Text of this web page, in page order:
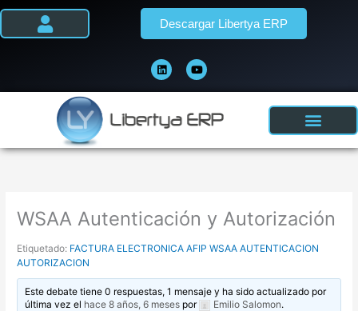
Ir
i
n
k
e
i
n
o
u
t
u
e
Descargar Libertya ERP
WSAA Autenticación y Autorización
Etiquetado: FACTURA ELECTRONICA AFIP WSAA AUTENTICACION
AUTORIZACION
Este debate tiene 0 respuestas, 1 mensaje y ha sido actualizado por
última vez el hace 8 años, 6 meses por Emilio Salomon.